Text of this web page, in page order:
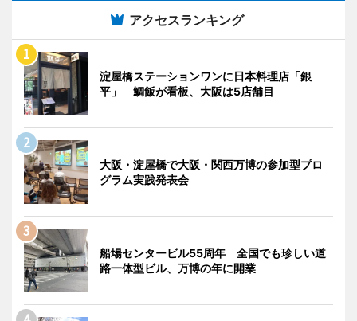
アクセスランキング
淀屋橋ステーションワンに日本料理店「銀
平」 鯛飯が看板、大阪は5店舗目
大阪・淀屋橋で大阪・関西万博の参加型プロ
グラム実践発表会
船場センタービル55周年 全国でも珍しい道
路一体型ビル、万博の年に開業